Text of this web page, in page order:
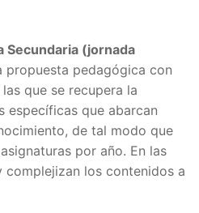
Secundaria (jornada
propuesta pedagógica con
que se recupera la
específicas que abarcan
de tal modo que
por año. En las
complejizan los contenidos a